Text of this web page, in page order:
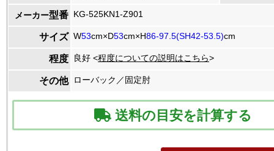
メーカー型番 KG-525KN1-Z901
サイズ W53cm×D53cm×H86-97.5(SH42-53.5)cm
程度 良好 <程度についての説明はこちら>
その他 ローバック／固定肘
送料の目安を計算する